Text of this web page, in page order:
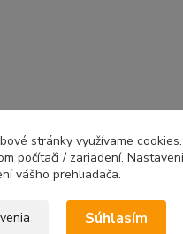
stránky využívame
počítači / zariadení.
vášho prehliadača.
Súhlasím